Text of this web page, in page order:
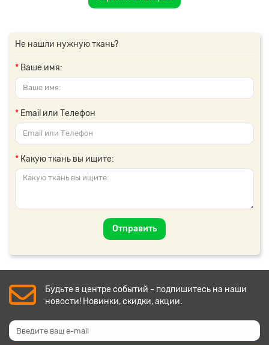
Не нашли нужную ткань?
Ваше имя:
Email или Телефон
Какую ткань вы ищите:
Отправить
Будьте в центре событий - подпишитесь на наши
новости! Новинки, скидки, акции.